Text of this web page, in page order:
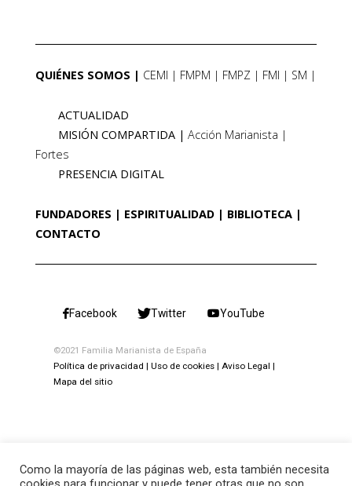
QUIÉNES SOMOS CEMI FMPM FMPZ FMI SM
ACTUALIDAD
MISIÓN COMPARTIDA
Acción Marianista
Fortes
PRESENCIA DIGITAL
FUNDADORES ESPIRITUALIDAD
BIBLIOTECA
CONTACTO
Facebook Twitter YouTube
©2021 Familia Marianista de España
Política de privacidad
Uso de cookies
Aviso Legal
Mapa del sitio
Como la mayoría de las páginas web, esta también necesita